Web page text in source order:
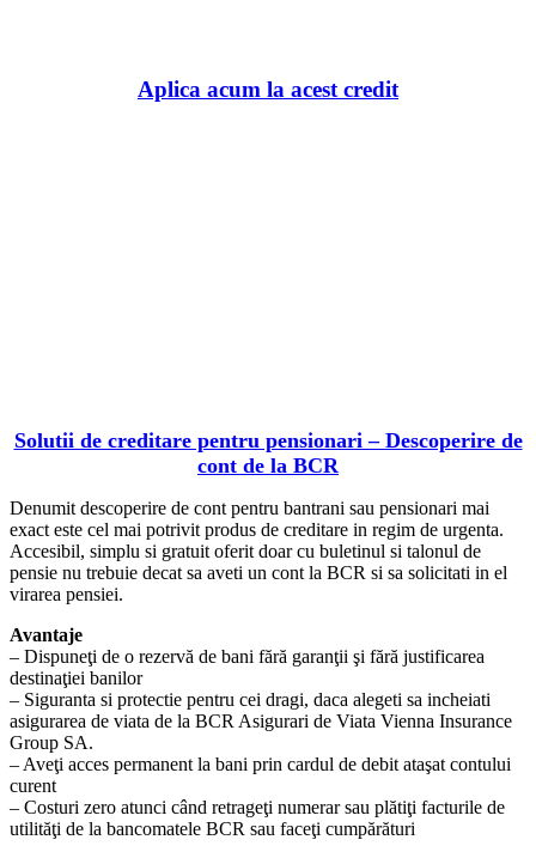
Aplica acum la acest credit
Solutii de creditare pentru pensionari – Descoperire de
cont de la BCR
Denumit descoperire de cont pentru bantrani sau pensionari mai
exact este cel mai potrivit produs de creditare in regim de urgenta.
Accesibil, simplu si gratuit oferit doar cu buletinul si talonul de
pensie nu trebuie decat sa aveti un cont la BCR si sa solicitati in el
virarea pensiei.
Avantaje
– Dispuneţi de o rezervă de bani fără garanţii şi fără justificarea
destinaţiei banilor
– Siguranta si protectie pentru cei dragi, daca alegeti sa incheiati
asigurarea de viata de la BCR Asigurari de Viata Vienna Insurance
Group SA.
– Aveţi acces permanent la bani prin cardul de debit ataşat contului
curent
– Costuri zero atunci când retrageţi numerar sau plătiţi facturile de
utilităţi de la bancomatele BCR sau faceţi cumpărături